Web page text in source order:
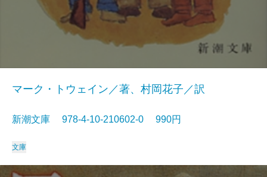
マーク・トウェイン／著、村岡花子／訳
新潮文庫 978-4-10-210602-0 990円
文庫